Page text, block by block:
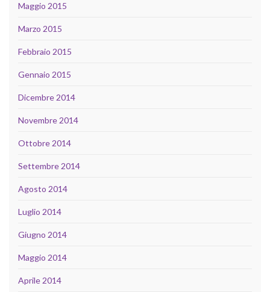
Maggio 2015
Marzo 2015
Febbraio 2015
Gennaio 2015
Dicembre 2014
Novembre 2014
Ottobre 2014
Settembre 2014
Agosto 2014
Luglio 2014
Giugno 2014
Maggio 2014
Aprile 2014